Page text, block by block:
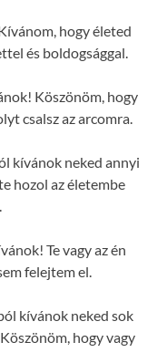
hogy életed
és boldogsággal.
Köszönöm, hogy
csalsz az arcomra.
kívánok neked annyi
hozol az életembe
Te vagy az én
felejtem el.
kívánok neked sok
hogy vagy